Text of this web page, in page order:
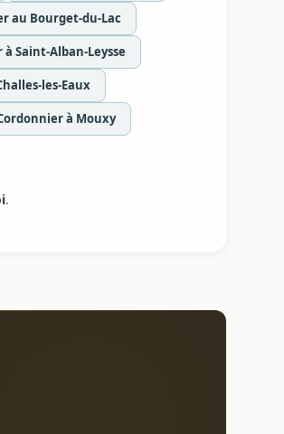
au Bourget-du-Lac
Saint-Alban-Leysse
les-Eaux
à Mouxy
.